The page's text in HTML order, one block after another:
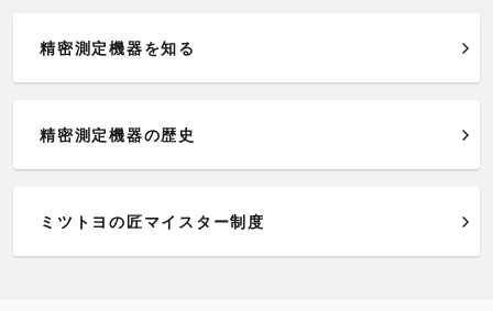
精密測定機器を知る
精密測定機器の歴史
ミツトヨの匠マイスター制度